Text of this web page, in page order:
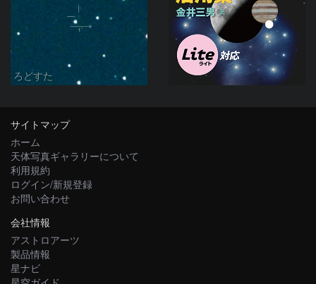
ろどすた
サイトマップ
ホーム
天体写真ギャラリーについて
利用規約
ログイン/新規登録
お問い合わせ
会社情報
アストロアーツ
製品情報
星ナビ